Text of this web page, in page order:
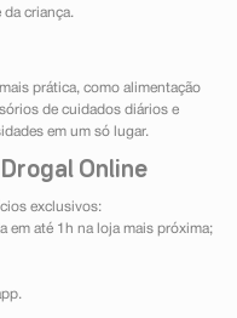
da criança.
prática, como alimentação
de cuidados diários e
em um só lugar.
Online
exclusivos:
em até 1h na loja mais próxima;